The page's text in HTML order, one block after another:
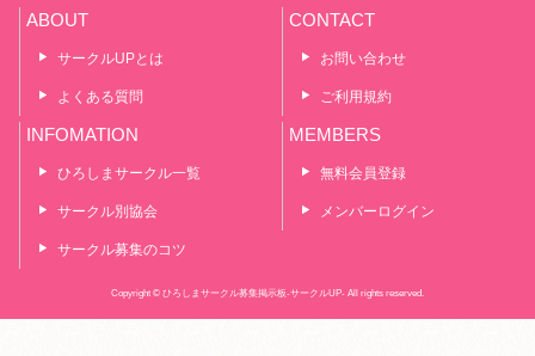
ABOUT
サークルUPとは
よくある質問
INFOMATION
ひろしまサークル一覧
サークル別協会
サークル募集のコツ
CONTACT
お問い合わせ
ご利用規約
MEMBERS
無料会員登録
メンバーログイン
Copyright © ひろしまサークル募集掲示板-サークルUP- All rights reserved.